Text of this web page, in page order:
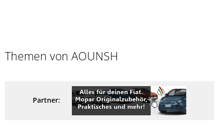
Themen von AOUNSH
Partner: